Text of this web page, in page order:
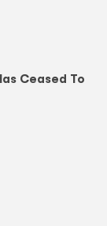
Ceased To